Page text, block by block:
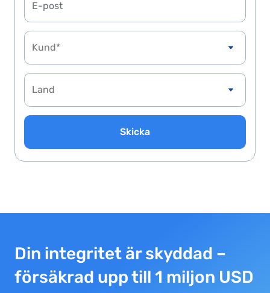
Kund*
Skicka
Din integritet är skyddad –
försäkrad upp till 1 miljon USD